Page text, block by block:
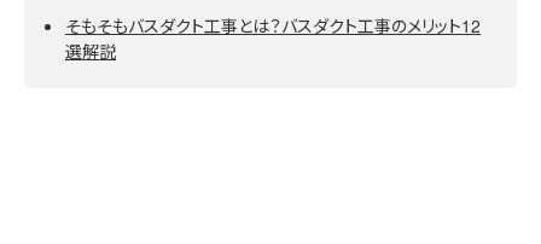
そもそもバスダクト工事とは？バスダクト工事のメリット12
選解説